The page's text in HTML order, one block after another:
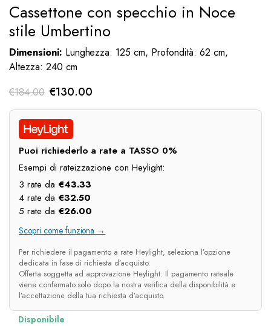
Cassettone con specchio in Noce
stile Umbertino
Dimensioni: Lunghezza: 125 cm, Profondità: 62 cm,
Altezza: 240 cm
€184.00 Il
prezzo
originale
era:
€184.00.
€130.00Il
prezzo
€130.00.
Puoi richiederlo a rate a TASSO 0%
Esempi di rateizzazione con Heylight:
3 rate da €43.33
4 rate da €32.50
5 rate da €26.00
Scopri come funziona →
Per richiedere il pagamento a rate Heylight, seleziona l’opzione
dedicata in fase di richiesta d’acquisto.
Offerta soggetta ad approvazione Heylight. Il pagamento rateale
viene confermato solo dopo la nostra verifica della disponibilità e
l’accettazione della tua richiesta d’acquisto.